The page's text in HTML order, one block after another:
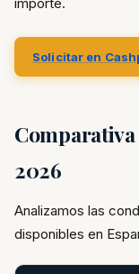
Solicitar en
2026
Analizamos las
disponibles en